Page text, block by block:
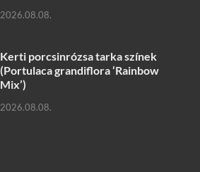
2026.08.08.
Kerti porcsinrózsa tarka színek
(Portulaca grandiflora ‘Rainbow
Mix’)
2026.08.08.